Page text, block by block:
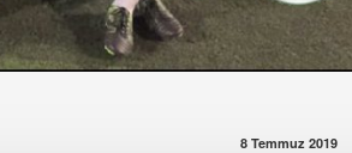
8 Temmuz 2019